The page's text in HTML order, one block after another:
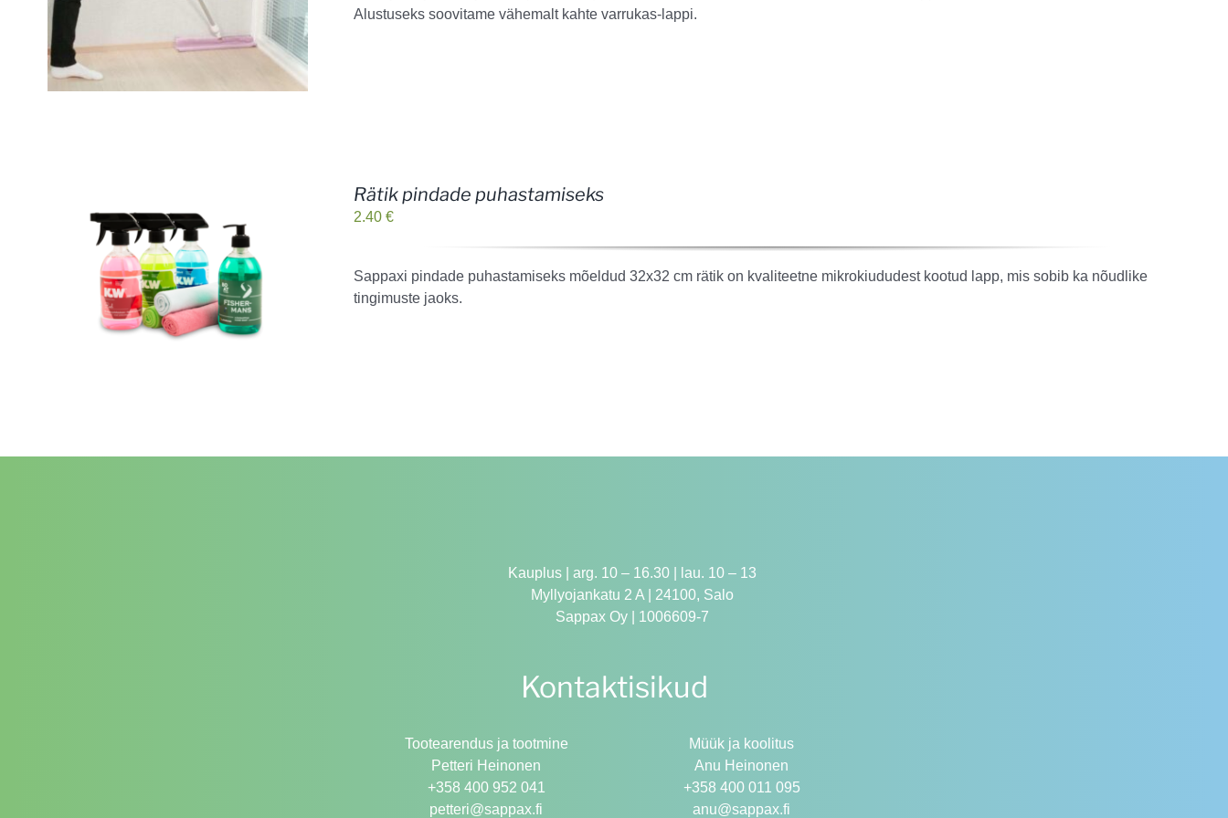
Alustuseks soovitame vähemalt kahte varrukas-lappi.
Rätik pindade puhastamiseks
2.40 €
Sappaxi pindade puhastamiseks mõeldud 32x32 cm rätik on kvaliteetne mikrokiududest kootud lapp, mis sobib ka nõudlike
tingimuste jaoks.
Kauplus | arg. 10 – 16.30 | lau. 10 – 13
Myllyojankatu 2 A | 24100, Salo
Sappax Oy | 1006609-7
Kontaktisikud
Tootearendus ja tootmine
Petteri Heinonen
+358 400 952 041
petteri@sappax.fi
Müük ja koolitus
Anu Heinonen
+358 400 011 095
anu@sappax.fi